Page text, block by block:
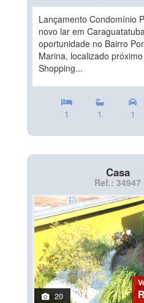
Lançamento Condomínio
novo lar em
oportunidade no Bairro
Marina, localizado
Shopping...
1 1 1
Casa
Ref.: 34947
20